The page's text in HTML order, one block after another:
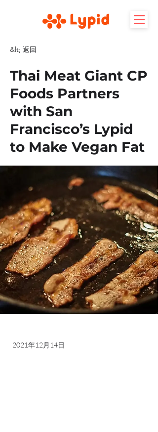
&lt; 返回
Thai Meat Giant CP
Foods Partners
with San
Francisco’s Lypid
to Make Vegan Fat
2021年12月14日